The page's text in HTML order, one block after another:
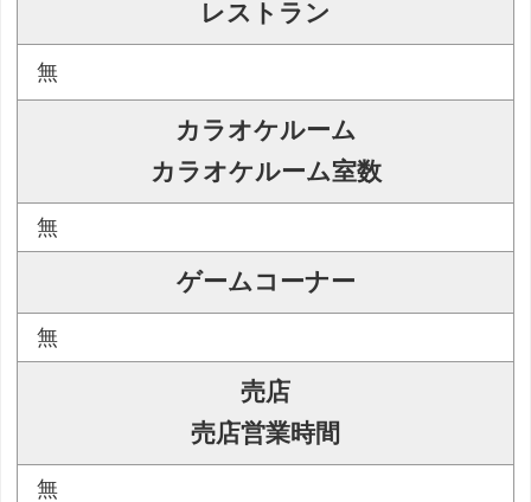
レストラン
無
カラオケルーム
カラオケルーム室数
無
ゲームコーナー
無
売店
売店営業時間
無